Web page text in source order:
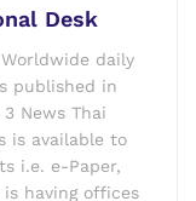
Desk
daily
published in
News Thai
is available to
i.e. e-Paper,
having offices